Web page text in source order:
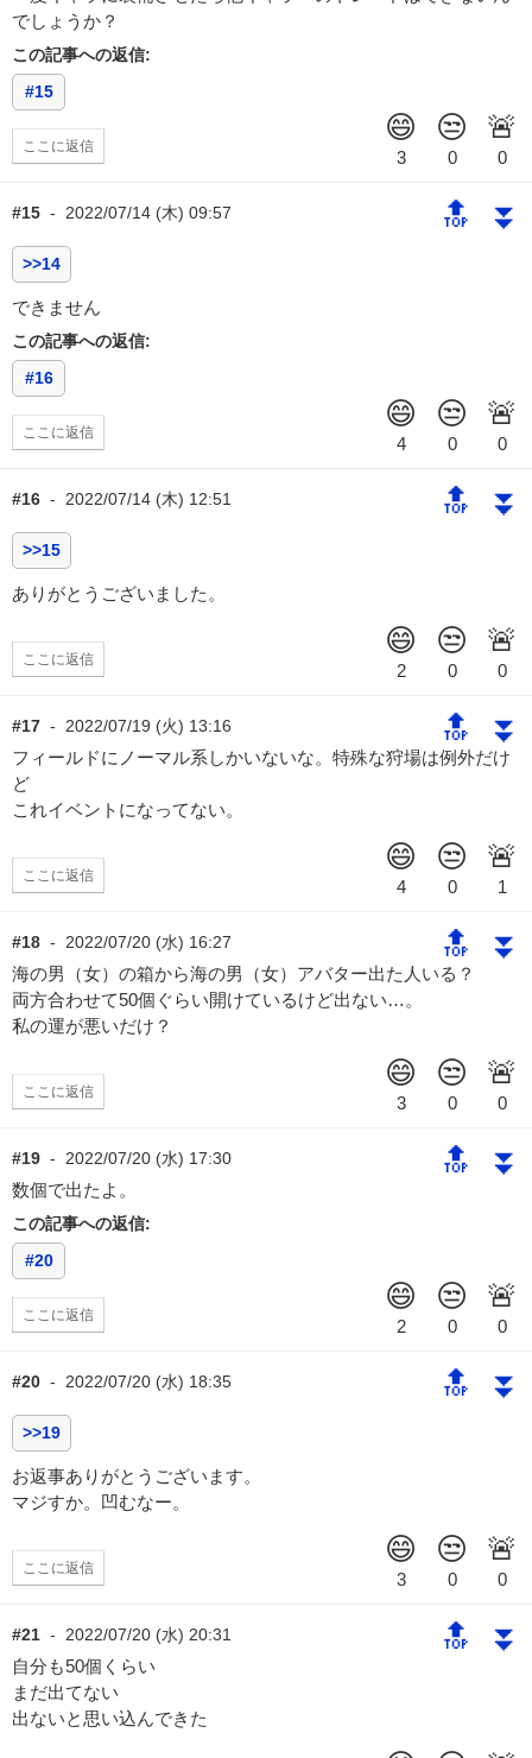
でしょうか？
この記事への返信:
#15
ここに返信
#15 - 2022/07/14 (木) 09:57 🔝 ⏬
>>14
できません
この記事への返信:
#16
ここに返信
#16 - 2022/07/14 (木) 12:51 🔝 ⏬
>>15
ありがとうございました。
ここに返信
#17 - 2022/07/19 (火) 13:16 🔝 ⏬
フィールドにノーマル系しかいないな。特殊な狩場は例外だけ
ど
これイベントになってない。
ここに返信
#18 - 2022/07/20 (水) 16:27 🔝 ⏬
海の男（女）の箱から海の男（女）アバター出た人いる？
両方合わせて50個ぐらい開けているけど出ない…。
私の運が悪いだけ？
ここに返信
#19 - 2022/07/20 (水) 17:30 🔝 ⏬
数個で出たよ。
この記事への返信:
#20
ここに返信
#20 - 2022/07/20 (水) 18:35 🔝 ⏬
>>19
お返事ありがとうございます。
マジすか。凹むなー。
ここに返信
#21 - 2022/07/20 (水) 20:31 🔝 ⏬
自分も50個くらい
まだ出てない
出ないと思い込んできた